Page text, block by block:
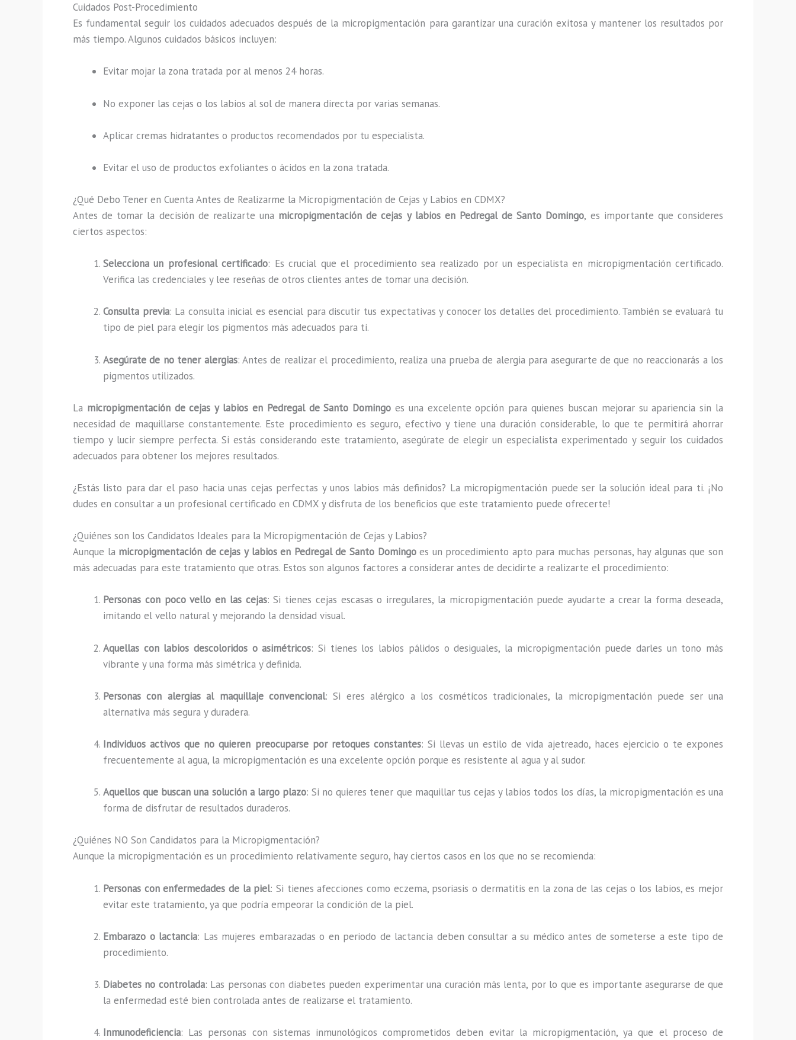
Cuidados Post-Procedimiento
Es fundamental seguir los cuidados adecuados después de la micropigmentación para garantizar una curación exitosa y mantener los resultados por
más tiempo. Algunos cuidados básicos incluyen:
Evitar mojar la zona tratada por al menos 24 horas.
No exponer las cejas o los labios al sol de manera directa por varias semanas.
Aplicar cremas hidratantes o productos recomendados por tu especialista.
Evitar el uso de productos exfoliantes o ácidos en la zona tratada.
¿Qué Debo Tener en Cuenta Antes de Realizarme la Micropigmentación de Cejas y Labios en CDMX?
Antes de tomar la decisión de realizarte una micropigmentación de cejas y labios en Pedregal de Santo Domingo, es importante que consideres
ciertos aspectos:
Selecciona un profesional certificado: Es crucial que el procedimiento sea realizado por un especialista en micropigmentación certificado.
Verifica las credenciales y lee reseñas de otros clientes antes de tomar una decisión.
Consulta previa: La consulta inicial es esencial para discutir tus expectativas y conocer los detalles del procedimiento. También se evaluará tu
tipo de piel para elegir los pigmentos más adecuados para ti.
Asegúrate de no tener alergias: Antes de realizar el procedimiento, realiza una prueba de alergia para asegurarte de que no reaccionarás a los
pigmentos utilizados.
La micropigmentación de cejas y labios en Pedregal de Santo Domingo es una excelente opción para quienes buscan mejorar su apariencia sin la
necesidad de maquillarse constantemente. Este procedimiento es seguro, efectivo y tiene una duración considerable, lo que te permitirá ahorrar
tiempo y lucir siempre perfecta. Si estás considerando este tratamiento, asegúrate de elegir un especialista experimentado y seguir los cuidados
adecuados para obtener los mejores resultados.
¿Estás listo para dar el paso hacia unas cejas perfectas y unos labios más definidos? La micropigmentación puede ser la solución ideal para ti. ¡No
dudes en consultar a un profesional certificado en CDMX y disfruta de los beneficios que este tratamiento puede ofrecerte!
¿Quiénes son los Candidatos Ideales para la Micropigmentación de Cejas y Labios?
Aunque la micropigmentación de cejas y labios en Pedregal de Santo Domingoes un procedimiento apto para muchas personas, hay algunas que son
más adecuadas para este tratamiento que otras. Estos son algunos factores a considerar antes de decidirte a realizarte el procedimiento:
Personas con poco vello en las cejas: Si tienes cejas escasas o irregulares, la micropigmentación puede ayudarte a crear la forma deseada,
imitando el vello natural y mejorando la densidad visual.
Aquellas con labios descoloridos o asimétricos: Si tienes los labios pálidos o desiguales, la micropigmentación puede darles un tono más
vibrante y una forma más simétrica y definida.
Personas con alergias al maquillaje convencional: Si eres alérgico a los cosméticos tradicionales, la micropigmentación puede ser una
alternativa más segura y duradera.
Individuos activos que no quieren preocuparse por retoques constantes: Si llevas un estilo de vida ajetreado, haces ejercicio o te expones
frecuentemente al agua, la micropigmentación es una excelente opción porque es resistente al agua y al sudor.
Aquellos que buscan una solución a largo plazo: Si no quieres tener que maquillar tus cejas y labios todos los días, la micropigmentación es una
forma de disfrutar de resultados duraderos.
¿Quiénes NO Son Candidatos para la Micropigmentación?
Aunque la micropigmentación es un procedimiento relativamente seguro, hay ciertos casos en los que no se recomienda:
Personas con enfermedades de la piel: Si tienes afecciones como eczema, psoriasis o dermatitis en la zona de las cejas o los labios, es mejor
evitar este tratamiento, ya que podría empeorar la condición de la piel.
Embarazo o lactancia: Las mujeres embarazadas o en periodo de lactancia deben consultar a su médico antes de someterse a este tipo de
procedimiento.
Diabetes no controlada: Las personas con diabetes pueden experimentar una curación más lenta, por lo que es importante asegurarse de que
la enfermedad esté bien controlada antes de realizarse el tratamiento.
Inmunodeficiencia: Las personas con sistemas inmunológicos comprometidos deben evitar la micropigmentación, ya que el proceso de